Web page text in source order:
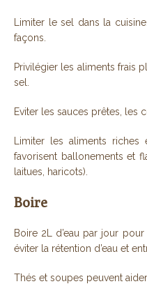
Limiter le sel dans la
façons.
Privilégier les aliments frais
sel.
Eviter les sauces prêtes, les
Limiter les aliments
favorisent ballonements et
laitues, haricots).
Boire
Boire 2L d’eau par jour
éviter la rétention d’eau et
Thés et soupes peuvent